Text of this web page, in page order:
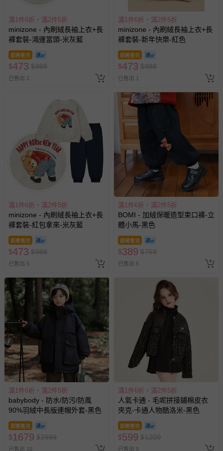
滿1件6折，滿2件5折
minizone - 內刷絨長袖上衣+長
褲套裝-鴻運當頭-米灰藍
即將售完
$473 $988
已售出 2
滿1件6折，滿2件5折
minizone - 內刷絨長袖上衣+長
褲套裝-新年快樂-紅色
即將售完
$473 $988
已售出 1
滿1件6折，滿2件5折
minizone - 內刷絨長袖上衣+長
褲套裝-紅包拿來-米灰藍
即將售完
$473 $988
已售出 5
滿1件6折，滿2件5折
BOMI - 加絨保暖造型束口褲-立
體小馬-黑色
即將售完
$389 $759
已售出 5
滿1件6折，滿2件5折
babybody - 防水/防污/防風
90%羽絨中長版連帽外套-黑色
即將售完
$1679 $2999
已售出 15
滿1件6折，滿2件5折
人氣卡通 - 毛呢拼接鋪棉皮衣
夾克-卡通人物酷洛米-黑色
即將售完
$599 $1200
已售出 5